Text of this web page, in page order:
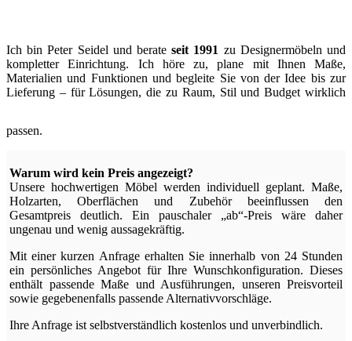
Ich bin Peter Seidel und berateseit 1991 zu Designermöbeln und
kompletter Einrichtung. Ich höre zu, plane mit Ihnen Maße,
Materialien und Funktionen und begleite Sie von der Idee bis zur
Lieferung – für Lösungen, die zu Raum, Stil und Budget wirklich
passen.
Warum wird kein Preis angezeigt?
Unsere hochwertigen Möbel werden individuell geplant. Maße,
Holzarten, Oberflächen und Zubehör beeinflussen den
Gesamtpreis deutlich. Ein pauschaler „ab“-Preis wäre daher
ungenau und wenig aussagekräftig.
Mit einer kurzen Anfrage erhalten Sie innerhalb von 24 Stunden
ein persönliches Angebot für Ihre Wunschkonfiguration. Dieses
enthält passende Maße und Ausführungen, unseren Preisvorteil
sowie gegebenenfalls passende Alternativvorschläge.
Ihre Anfrage ist selbstverständlich kostenlos und unverbindlich.